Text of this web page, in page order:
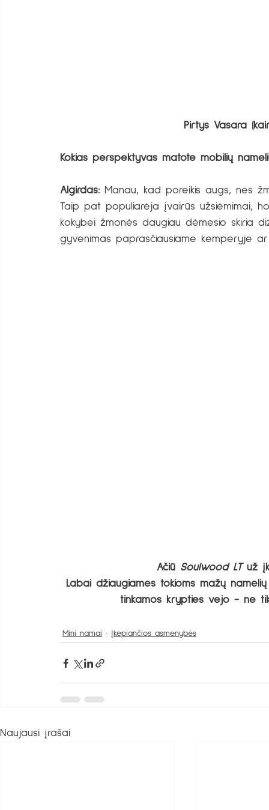
Pirtys Vasara
Kokias perspektyvas matote mobilių
Algirdas: Manau, kad poreikis augs, nes
Taip pat populiarėja įvairūs užsiėmimai,
kokybei žmonės daugiau dėmesio skiria
gyvenimas paprasčiausiame kemperyje
Ačiū Soulwood LT už
Labai džiaugiamės tokioms mažų
tinkamos krypties vėjo - ne
Mini namai Įkepiančios asmenybės
Naujausi įrašai